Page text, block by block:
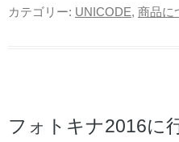
カテゴリー: UNICODE, 商品に
フォトキナ2016に